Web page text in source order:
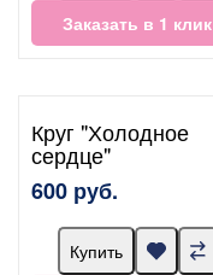
Заказать в 1 клик
Круг "Холодное
сердце"
600 руб.
Купить